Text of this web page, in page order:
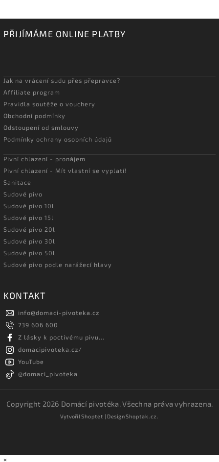
PŘIJÍMÁME ONLINE PLATBY
Jak na vrácení sudu přes přepravce?
Affiliate program
Pravidla soutěže o vouchery
Obchodní podmínky
Odstoupení od smlouvy
Podmínky ochrany osobních údajů
Pivní chlazení - pronájem
Pivní chlazení - Mít vlastní se vyplatí!
Sanitace
Sudové pivo
Sudové pivo 10l
Sudové pivo 15l
Sudové pivo 20l
Sudové pivo 30l
Sudové pivo 50l
Sudové pivo podle narážecí hlavy
KONTAKT
info@domaci-pivoteka.cz
739 606 600
Z lásky k poctivému pivu...
domacipivoteka.cz/
YouTube
@domaci_pivoteka
Copyright 2026 Domácí pivotéka. Všechna práva vyhrazena.
VytvořilShoptet | DesignShoptak.cz.
×